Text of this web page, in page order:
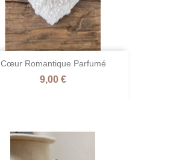
Cœur Romantique Parfumé
Prix
9,00 €